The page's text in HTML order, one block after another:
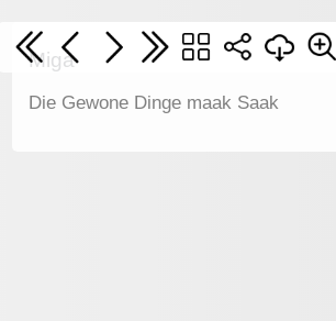
Miga
Die Gewone Dinge maak Saak